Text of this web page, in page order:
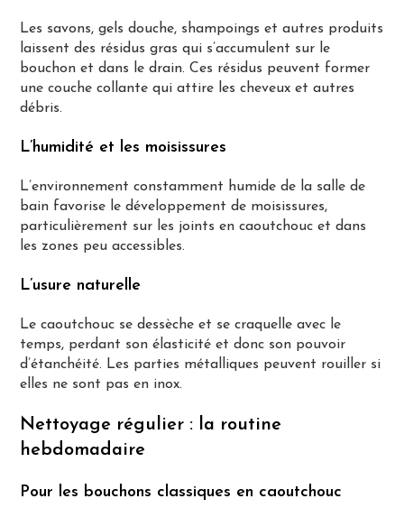
Les savons, gels douche, shampoings et autres produits
laissent des résidus gras qui s’accumulent sur le
bouchon et dans le drain. Ces résidus peuvent former
une couche collante qui attire les cheveux et autres
débris.
L’humidité et les moisissures
L’environnement constamment humide de la salle de
bain favorise le développement de moisissures,
particulièrement sur les joints en caoutchouc et dans
les zones peu accessibles.
L’usure naturelle
Le caoutchouc se dessèche et se craquelle avec le
temps, perdant son élasticité et donc son pouvoir
d’étanchéité. Les parties métalliques peuvent rouiller si
elles ne sont pas en inox.
Nettoyage régulier : la routine
hebdomadaire
Pour les bouchons classiques en caoutchouc